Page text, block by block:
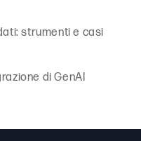
strumenti e casi
di GenAI